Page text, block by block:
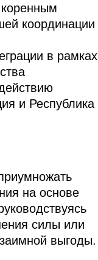
координации
в рамках
и Республика
на основе
силы или
выгоды.